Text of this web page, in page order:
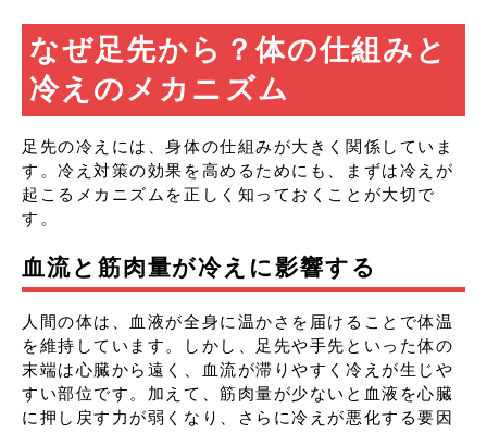
なぜ足先から？体の仕組みと
冷えのメカニズム
足先の冷えには、身体の仕組みが大きく関係していま
す。冷え対策の効果を高めるためにも、まずは冷えが
起こるメカニズムを正しく知っておくことが大切で
す。
血流と筋肉量が冷えに影響する
人間の体は、血液が全身に温かさを届けることで体温
を維持しています。しかし、足先や手先といった体の
末端は心臓から遠く、血流が滞りやすく冷えが生じや
すい部位です。加えて、筋肉量が少ないと血液を心臓
に押し戻す力が弱くなり、さらに冷えが悪化する要因